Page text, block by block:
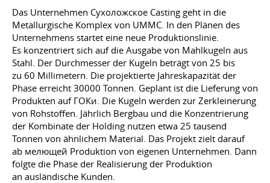
Das Unternehmen Сухоложское Casting geht in die
Metallurgische Komplex von UMMC. In den Plänen des
Unternehmens startet eine neue Produktionslinie.
Es konzentriert sich auf die Ausgabe von Mahlkugeln aus
Stahl. Der Durchmesser der Kugeln beträgt von 25 bis
zu 60 Millimetern. Die projektierte Jahreskapazität der
Phase erreicht 30000 Tonnen. Geplant ist die Lieferung von
Produkten auf ГОКи. Die Kugeln werden zur Zerkleinerung
von Rohstoffen. Jährlich Bergbau und die Konzentrierung
der Kombinate der Holding nutzen etwa 25 tausend
Tonnen von ähnlichem Material. Das Projekt zielt darauf
ab мелющей Produktion von eigenen Unternehmen. Dann
folgte die Phase der Realisierung der Produktion
an ausländische Kunden.